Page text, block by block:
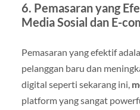
6. Pemasaran yang
Media Sosial dan E-
Pemasaran yang efektif
pelanggan baru dan
digital seperti sekarang ini,
platform yang sangat